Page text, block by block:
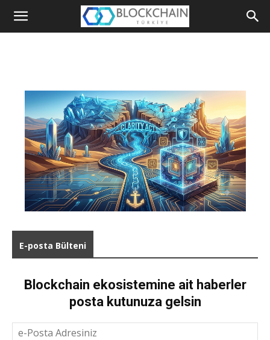
Blockchain
E-posta Bülteni
Blockchain ekosistemine ait haberler
posta kutunuza gelsin